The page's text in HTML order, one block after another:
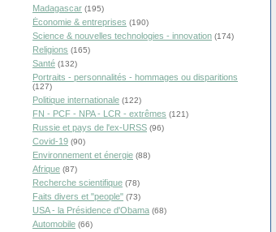
Madagascar (195)
Économie & entreprises (190)
Science & nouvelles technologies - innovation (174)
Religions (165)
Santé (132)
Portraits - personnalités - hommages ou disparitions
(127)
Politique internationale (122)
FN - PCF - NPA - LCR - extrêmes (121)
Russie et pays de l'ex-URSS (96)
Covid-19 (90)
Environnement et énergie (88)
Afrique (87)
Recherche scientifique (78)
Faits divers et "people" (73)
USA - la Présidence d'Obama (68)
Automobile (66)